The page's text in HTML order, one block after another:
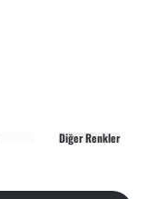
Diğer Renkler